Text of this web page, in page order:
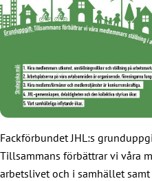
Fackförbundet JHL:s
Tillsammans förbättrar vi våra
arbetslivet och i samhället